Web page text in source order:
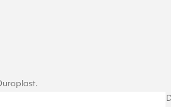
taster 1-voudig (LS CD 10711 ST, LS